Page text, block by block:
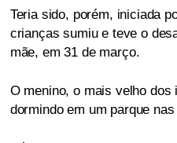
Teria sido, porém, iniciada
crianças sumiu e teve o
mãe, em 31 de março.
O menino, o mais velho dos
dormindo em um parque